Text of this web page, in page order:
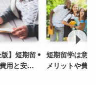
版】短期留
用と安く
短期留学は意
メリットや費